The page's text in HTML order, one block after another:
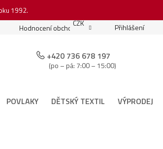
1992.
Hodnocení obchodu Moje objednávka
CZK Přihlášení
+420 736 678 197
(po – pá: 7:00 – 15:00)
POVLAKY DĚTSKÝ TEXTIL VÝPRODEJ